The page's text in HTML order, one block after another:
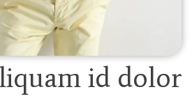
id dolor